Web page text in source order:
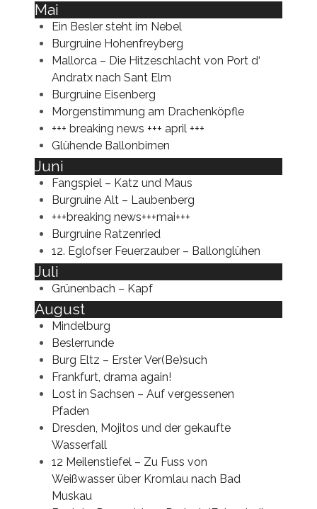
Mai
Ein Besler steht im Nebel
Burgruine Hohenfreyberg
Mallorca – Die Hitzeschlacht von Port d‘
Andratx nach Sant Elm
Burgruine Eisenberg
Morgenstimmung am Drachenköpfle
+++ breaking news +++ april +++
Glühende Ballonbirnen
Juni
Fangspiel – Katz und Maus
Burgruine Alt – Laubenberg
+++breaking news+++mai+++
Burgruine Ratzenried
12. Eglofser Feuerzauber – Ballonglühen
Juli
Grünenbach – Kapf
August
Mindelburg
Beslerrunde
Burg Eltz – Erster Ver(Be)such
Frankfurt, drama again!
Lost in Sachsen – Auf vergessenen
Pfaden
Dresden, Mojitos und der gekaufte
Wasserfall
12 Meilenstiefel – Zu Fuss von
Weißwasser über Kromlau nach Bad
Muskau